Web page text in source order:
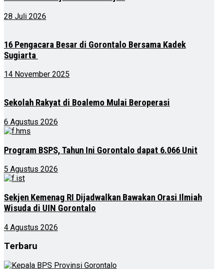
28 Juli 2026
16 Pengacara Besar di Gorontalo Bersama Kadek
Sugiarta
14 November 2025
Sekolah Rakyat di Boalemo Mulai Beroperasi
6 Agustus 2026
Program BSPS, Tahun Ini Gorontalo dapat 6.066 Unit
5 Agustus 2026
Sekjen Kemenag RI Dijadwalkan Bawakan Orasi Ilmiah
Wisuda di UIN Gorontalo
4 Agustus 2026
Terbaru